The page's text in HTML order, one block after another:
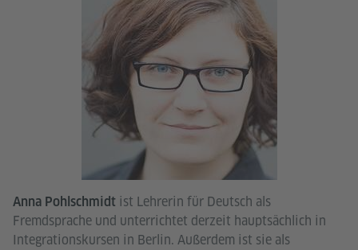
Anna Pohlschmidt ist Lehrerin für Deutsch als
Fremdsprache und unterrichtet derzeit hauptsächlich in
Integrationskursen in Berlin. Außerdem ist sie als